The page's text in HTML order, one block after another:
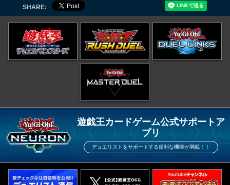
SHARE:
遊戯王カードゲーム公式サポートア
プリ
デュエリストをサポートする便利な機能が満載！！